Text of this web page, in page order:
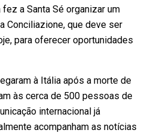
a Santa Sé organizar um
Conciliazione, que deve ser
para oferecer oportunidades
à Itália após a morte de
às cerca de 500 pessoas de
internacional já
acompanham as notícias